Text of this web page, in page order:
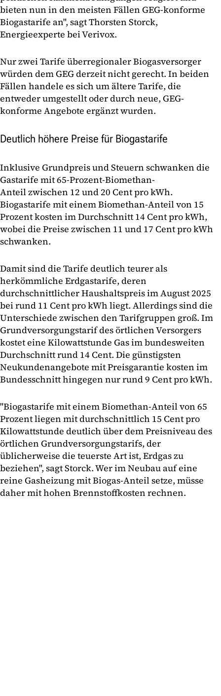
bieten nun in den meisten Fällen GEG-konforme
Biogastarife an", sagt Thorsten Storck,
Energieexperte bei Verivox.
Nur zwei Tarife überregionaler Biogasversorger
würden dem GEG derzeit nicht gerecht. In beiden
Fällen handele es sich um ältere Tarife, die
entweder umgestellt oder durch neue, GEG-
konforme Angebote ergänzt wurden.
Deutlich höhere Preise für Biogastarife
Inklusive Grundpreis und Steuern schwanken die
Gastarife mit 65-Prozent-Biomethan-
Anteil zwischen 12 und 20 Cent pro kWh.
Biogastarife mit einem Biomethan-Anteil von 15
Prozent kosten im Durchschnitt 14 Cent pro kWh,
wobei die Preise zwischen 11 und 17 Cent pro kWh
schwanken.
Damit sind die Tarife deutlich teurer als
herkömmliche Erdgastarife, deren
durchschnittlicher Haushaltspreis im August 2025
bei rund 11 Cent pro kWh liegt. Allerdings sind die
Unterschiede zwischen den Tarifgruppen groß. Im
Grundversorgungstarif des örtlichen Versorgers
kostet eine Kilowattstunde Gas im bundesweiten
Durchschnitt rund 14 Cent. Die günstigsten
Neukundenangebote mit Preisgarantie kosten im
Bundesschnitt hingegen nur rund 9 Cent pro kWh.
"Biogastarife mit einem Biomethan-Anteil von 65
Prozent liegen mit durchschnittlich 15 Cent pro
Kilowattstunde deutlich über dem Preisniveau des
örtlichen Grundversorgungstarifs, der
üblicherweise die teuerste Art ist, Erdgas zu
beziehen", sagt Storck. Wer im Neubau auf eine
reine Gasheizung mit Biogas-Anteil setze, müsse
daher mit hohen Brennstoffkosten rechnen.